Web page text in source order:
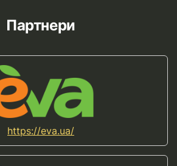
Партнери
https://eva.ua/